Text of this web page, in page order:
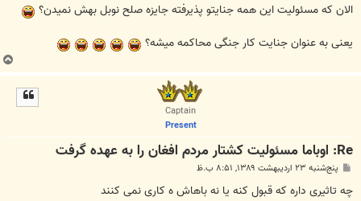
الان که مسئولیت این همه جنایتو پذیرفته جایزه صلح نوبل بهش نمیدن؟
یعنی به عنوان جنایت کار جنگی محاکمه میشه؟
Captain
Present
Re: اوباما مسئولیت کشتار مردم افغان را به عهده گرفت
س
ت
پنج‌شنبه ۲۳ اردیبهشت ۱۳۸۹, ۸:۵۱ ب.ظ
چه تاثیری داره که قبول کنه یا نه باهاش ه کاری نمی کنند